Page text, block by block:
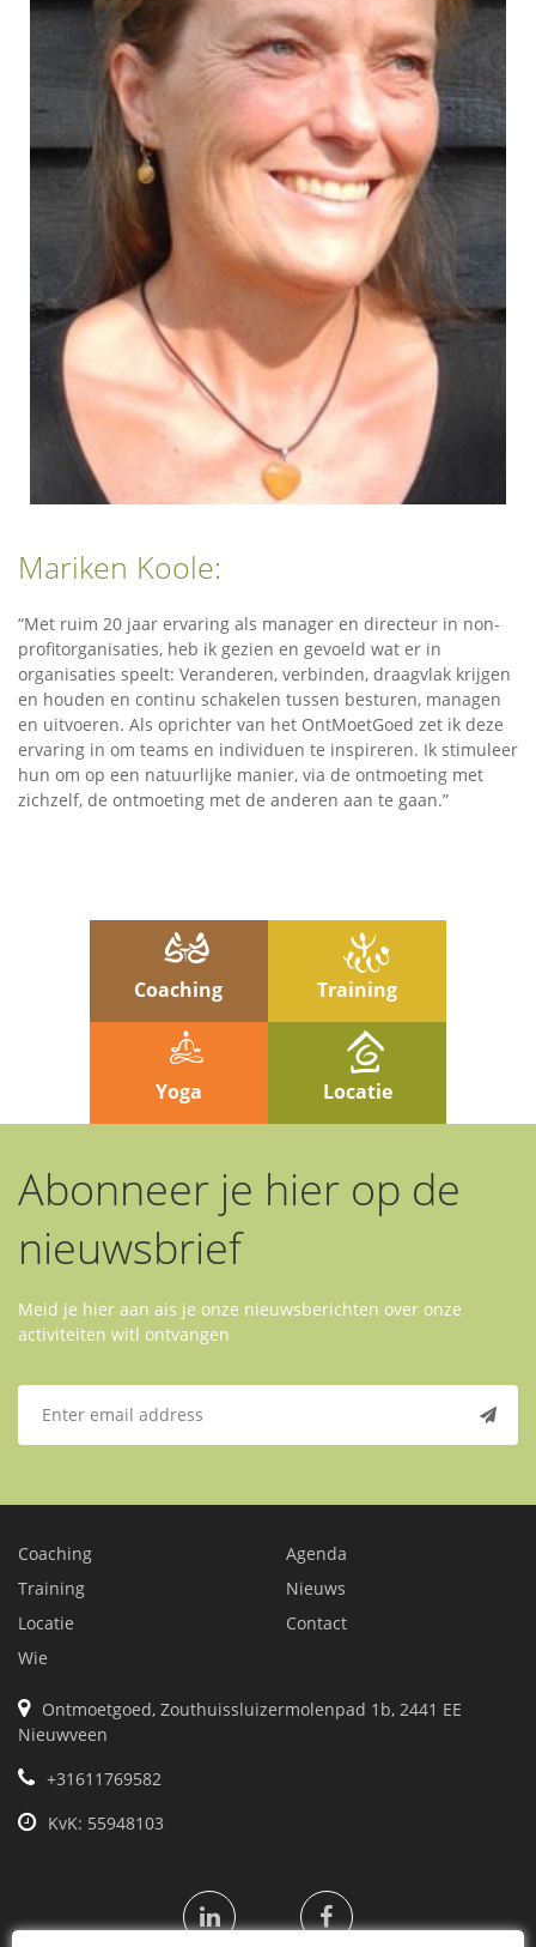
Mariken Koole:
“Met ruim 20 jaar ervaring als manager en directeur in non-
profitorganisaties, heb ik gezien en gevoeld wat er in
organisaties speelt: Veranderen, verbinden, draagvlak krijgen
en houden en continu schakelen tussen besturen, managen
en uitvoeren. Als oprichter van het OntMoetGoed zet ik deze
ervaring in om teams en individuen te inspireren. Ik stimuleer
hun om op een natuurlijke manier, via de ontmoeting met
zichzelf, de ontmoeting met de anderen aan te gaan.”
Coaching Training
Yoga Locatie
Abonneer je hier op de
nieuwsbrief
Meid je hier aan ais je onze nieuwsberichten over onze
activiteiten witl ontvangen
Coaching
Training
Locatie
Wie
Agenda
Nieuws
Contact
Ontmoetgoed, Zouthuissluizermolenpad 1b, 2441 EE
Nieuwveen
+31611769582
KvK: 55948103